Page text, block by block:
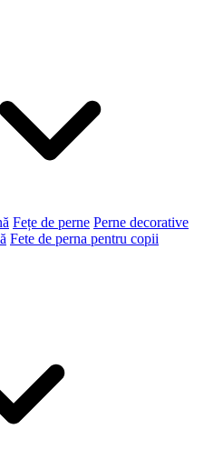
Fețe de perne Perne decorative
Fete de perna pentru copii